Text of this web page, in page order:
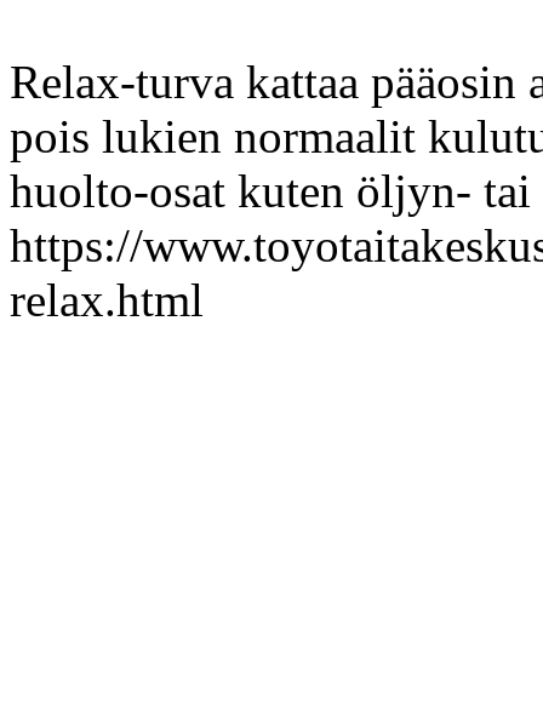
Relax-turva kattaa
pois lukien normaalit
huolto-osat kuten öljyn- tai
https://
relax.html